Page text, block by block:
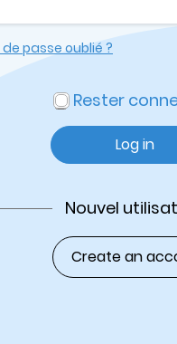
Rester
Log in
passe oublié ?
Nouvel
Create an